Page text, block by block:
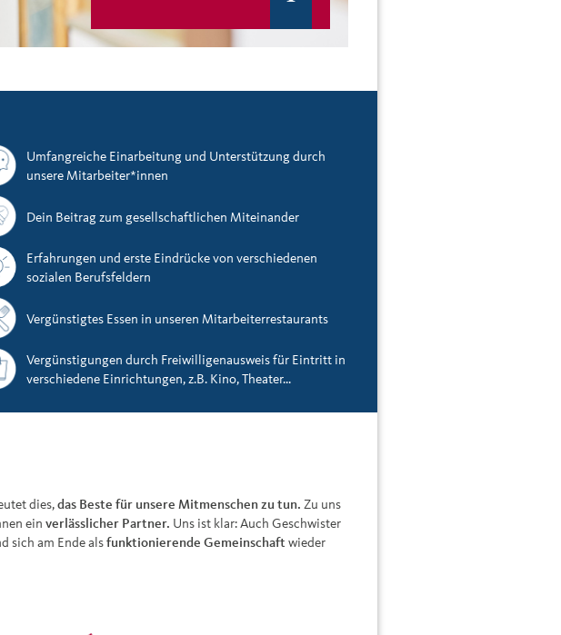
Umfangreiche Einarbeitung und Unterstützung durch
unsere Mitarbeiter*innen
Dein Beitrag zum gesellschaftlichen Miteinander
Erfahrungen und erste Eindrücke von verschiedenen
sozialen Berufsfeldern
Vergünstigtes Essen in unseren Mitarbeiterrestaurants
Vergünstigungen durch Freiwilligenausweis für Eintritt in
verschiedene Einrichtungen, z.B. Kino, Theater...
dies,das Beste für unsere Mitmenschen zu tun. Zu uns
ein verlässlicher Partner. Uns ist klar: Auch Geschwister
sich am Ende alsfunktionierende Gemeinschaft wieder